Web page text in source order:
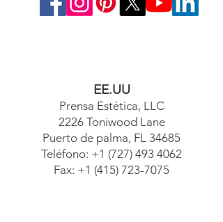
EE.UU
Prensa Estética, LLC
2226 Toniwood Lane
Puerto de palma, FL 34685
Teléfono: +1 (727) 493 4062
Fax: +1 (415) 723-7075